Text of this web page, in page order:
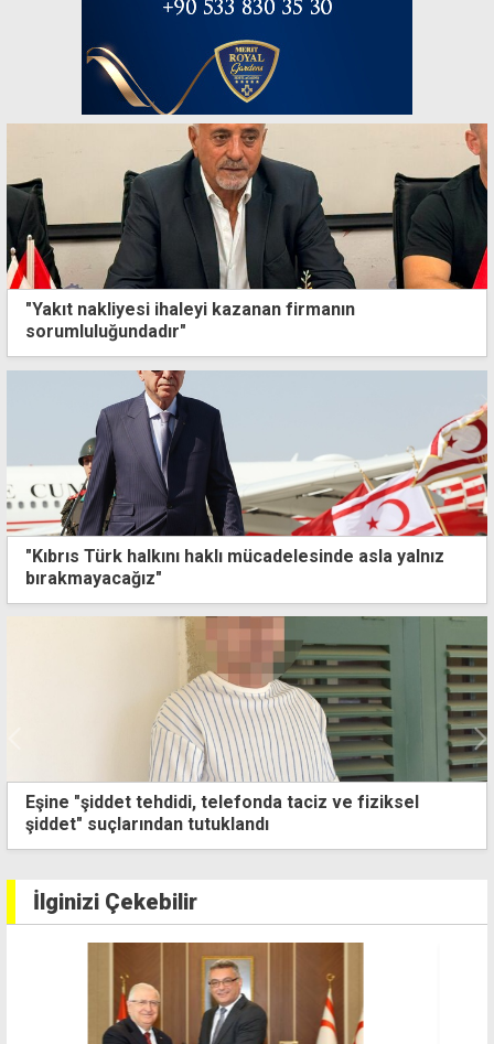
"Yakıt nakliyesi ihaleyi kazanan firmanın
sorumluluğundadır"
"Kıbrıs Türk halkını haklı mücadelesinde asla yalnız
bırakmayacağız"
Guterres'in temasları sırasında Lefkoşa'da çifte
eylem
İlginizi Çekebilir